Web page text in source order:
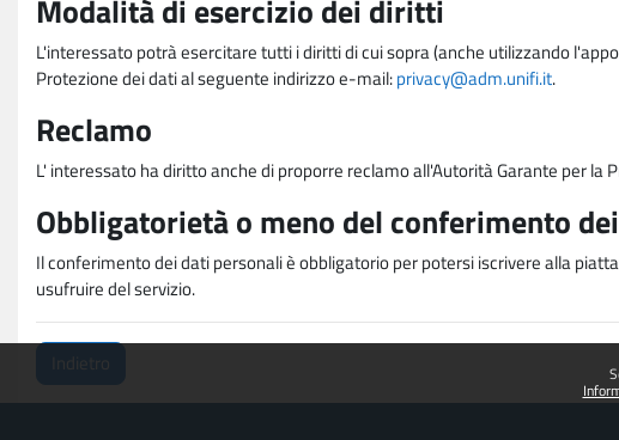
Modalità di esercizio dei diritti
L'interessato potrà esercitare tutti i diritti di cui sopra (anche utilizzando
Protezione dei dati al seguente indirizzo e-mail:privacy@adm.unifi.it.
Reclamo
L' interessato ha diritto anche di proporre reclamo all'Autorità Garante per
Obbligatorietà o meno del conferimento
Il conferimento dei dati personali è obbligatorio per potersi iscrivere alla
usufruire del servizio.
Indietro